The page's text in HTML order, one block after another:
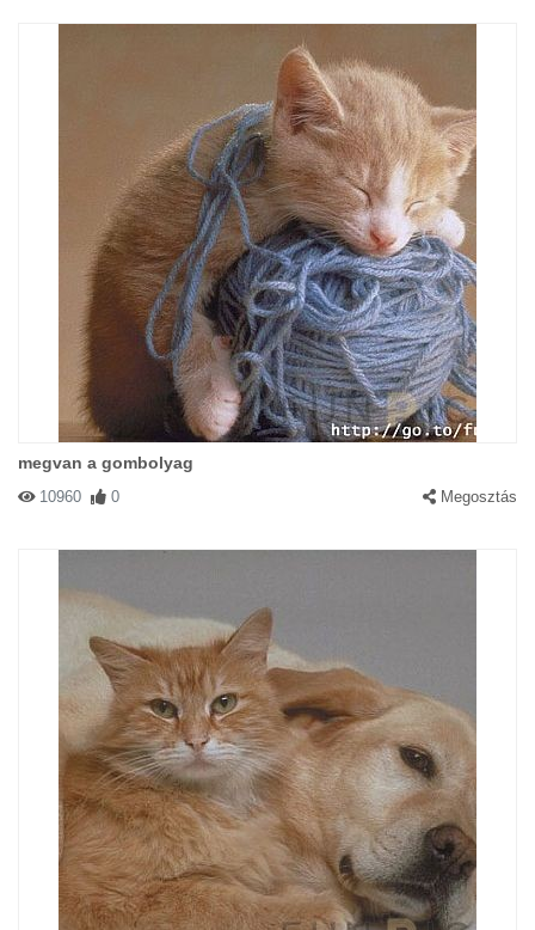
megvan a gombolyag
10960 0 Megosztás